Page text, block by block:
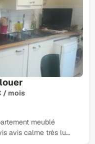
/ mois
meublé
avis calme très lu…